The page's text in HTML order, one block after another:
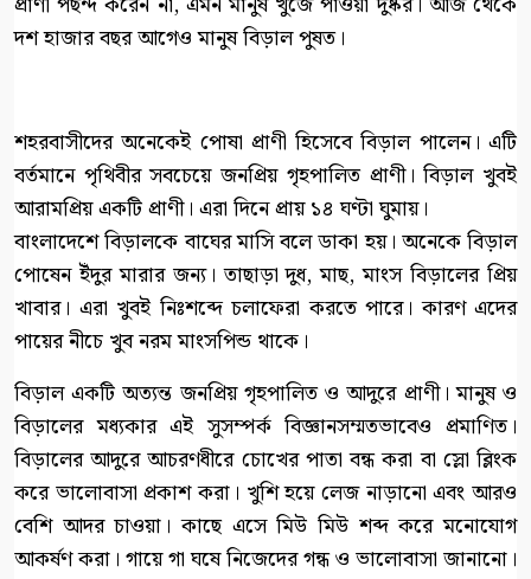
দশ হাজার বছর আগেও মানুষ বিড়াল পুষত।
শহরবাসীদের অনেকেই পোষা প্রাণী হিসেবে বিড়াল পালেন। এটি
বর্তমানে পৃথিবীর সবচেয়ে জনপ্রিয় গৃহপালিত প্রাণী। বিড়াল খুবই
আরামপ্রিয় একটি প্রাণী। এরা দিনে প্রায় ১৪ ঘণ্টা ঘুমায়।
বাংলাদেশে বিড়ালকে বাঘের মাসি বলে ডাকা হয়। অনেকে বিড়াল
পোষেন ইঁদুর মারার জন্য। তাছাড়া দুধ, মাছ, মাংস বিড়ালের প্রিয়
খাবার। এরা খুবই নিঃশব্দে চলাফেরা করতে পারে। কারণ এদের
পায়ের নীচে খুব নরম মাংসপিন্ড থাকে।
বিড়াল একটি অত্যন্ত জনপ্রিয় গৃহপালিত ও আদুরে প্রাণী। মানুষ ও
বিড়ালের মধ্যকার এই সুসম্পর্ক বিজ্ঞানসম্মতভাবেও প্রমাণিত।
বিড়ালের আদুরে আচরণধীরে চোখের পাতা বন্ধ করা বা স্লো ব্লিংক
করে ভালোবাসা প্রকাশ করা। খুশি হয়ে লেজ নাড়ানো এবং আরও
বেশি আদর চাওয়া। কাছে এসে মিউ মিউ শব্দ করে মনোযোগ
আকর্ষণ করা। গায়ে গা ঘষে নিজেদের গন্ধ ও ভালোবাসা জানানো।